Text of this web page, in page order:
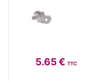
5.65 € TTC